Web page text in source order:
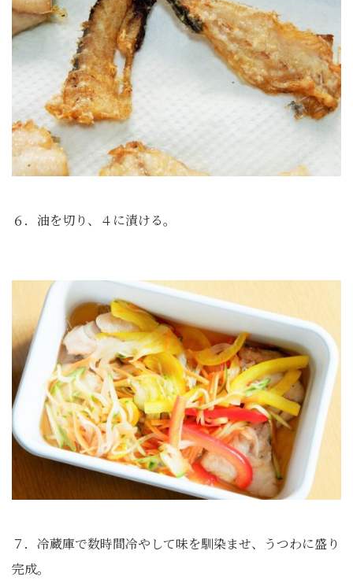
６．油を切り、４に漬ける。
７．冷蔵庫で数時間冷やして味を馴染ませ、うつわに盛り
完成。